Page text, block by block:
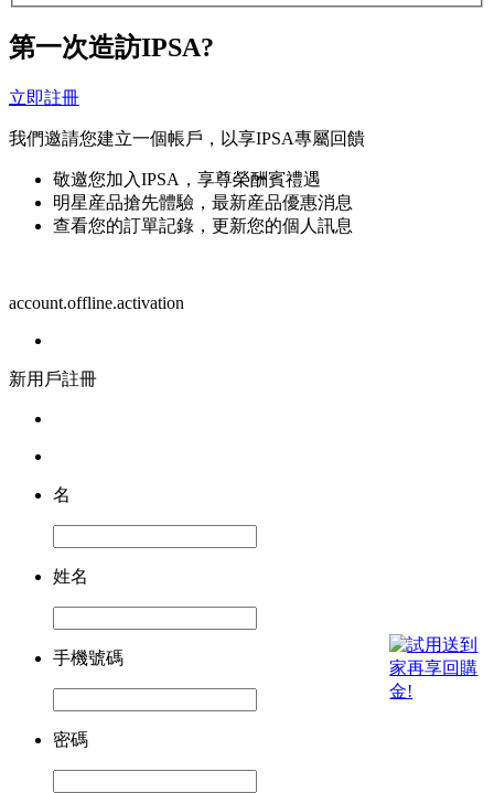
第一次造訪IPSA?
立即註冊
我們邀請您建立一個帳戶，以享IPSA專屬回饋
敬邀您加入IPSA，享尊榮酬賓禮遇
明星産品搶先體驗，最新産品優惠消息
查看您的訂單記錄，更新您的個人訊息
account.offline.activation
新用戶註冊
名
姓名
手機號碼
密碼